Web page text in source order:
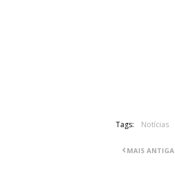
Tags: Notícias
MAIS ANTIGA